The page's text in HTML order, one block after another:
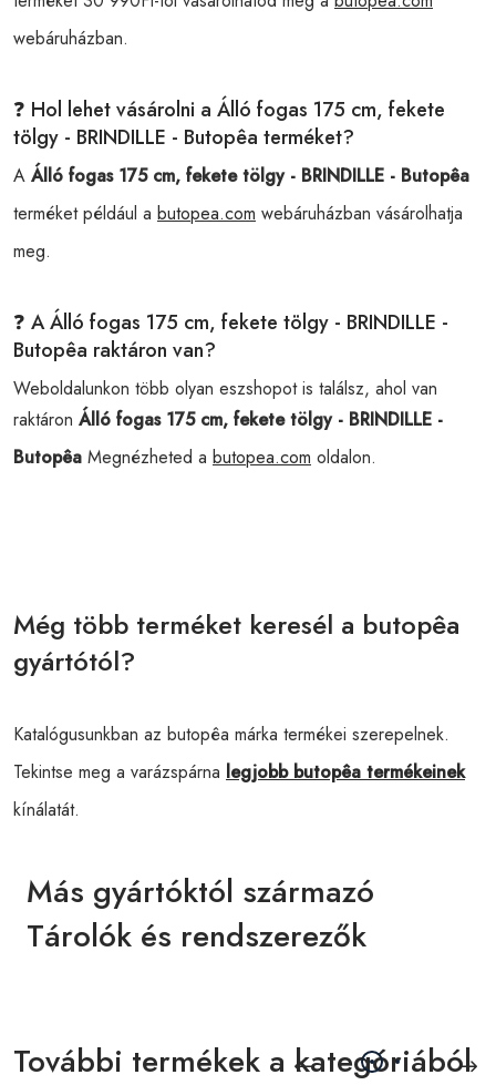
webáruházban.
❓ Hol lehet vásárolni a Álló fogas 175 cm, fekete
tölgy - BRINDILLE - Butopêa terméket?
A Álló fogas 175 cm, fekete tölgy - BRINDILLE - Butopêa
terméket például a butopea.com webáruházban vásárolhatja
meg.
❓ A Álló fogas 175 cm, fekete tölgy - BRINDILLE -
Butopêa raktáron van?
Weboldalunkon több olyan eszshopot is találsz, ahol van
raktáron Álló fogas 175 cm, fekete tölgy - BRINDILLE -
Butopêa Megnézheted a butopea.com oldalon.
Még több terméket keresél a butopêa
gyártótól?
Katalógusunkban az butopêa márka termékei szerepelnek.
Tekintse meg a varázspárna legjobb butopêa termékeinek
kínálatát.
Más gyártóktól származó
Tárolók és rendszerezők
További termékek a kategóriából